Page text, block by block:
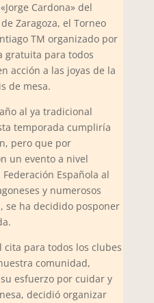
Cardona» del
Zaragoza, el Torneo
TM organizado por
gratuita para todos
acción a las joyas de la
de mesa.
al ya tradicional
temporada cumpliría
pero que por
un evento a nivel
Española al
y numerosos
se ha decidido posponer
para todos los clubes
comunidad,
esfuerzo por cuidar y
decidió organizar